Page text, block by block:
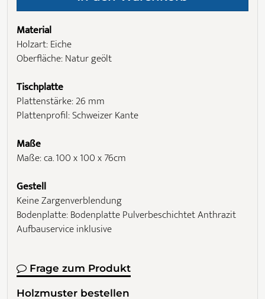
Material
Holzart: Eiche
Oberfläche: Natur geölt
Tischplatte
Plattenstärke: 26 mm
Plattenprofil: Schweizer Kante
Maße
Maße: ca. 100 x 100 x 76cm
Gestell
Keine Zargenverblendung
Bodenplatte: Bodenplatte Pulverbeschichtet Anthrazit
Aufbauservice inklusive
Frage zum Produkt
Holzmuster bestellen